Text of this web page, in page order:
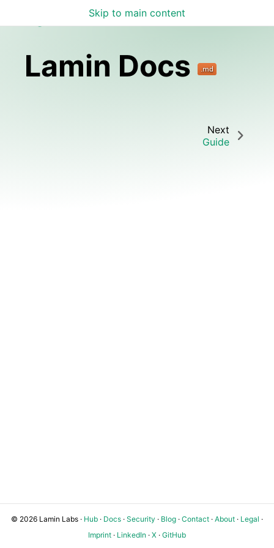
Skip to main content
Lamin Docs
Lamin Docs
Next
Guide
© 2026 Lamin Labs · Hub · Docs · Security · Blog · Contact · About · Legal ·
Imprint · LinkedIn · X · GitHub